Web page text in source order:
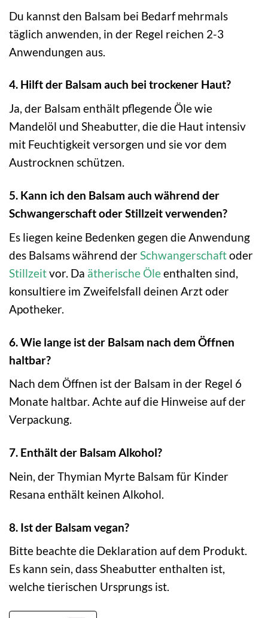
Du kannst den Balsam bei Bedarf mehrmals
täglich anwenden, in der Regel reichen 2-3
Anwendungen aus.
4. Hilft der Balsam auch bei trockener Haut?
Ja, der Balsam enthält pflegende Öle wie
Mandelöl und Sheabutter, die die Haut intensiv
mit Feuchtigkeit versorgen und sie vor dem
Austrocknen schützen.
5. Kann ich den Balsam auch während der
Schwangerschaft oder Stillzeit verwenden?
Es liegen keine Bedenken gegen die Anwendung
des Balsams während der Schwangerschaftoder
Stillzeitvor. Da ätherische Öleenthalten sind,
konsultiere im Zweifelsfall deinen Arzt oder
Apotheker.
6. Wie lange ist der Balsam nach dem Öffnen
haltbar?
Nach dem Öffnen ist der Balsam in der Regel 6
Monate haltbar. Achte auf die Hinweise auf der
Verpackung.
7. Enthält der Balsam Alkohol?
Nein, der Thymian Myrte Balsam für Kinder
Resana enthält keinen Alkohol.
8. Ist der Balsam vegan?
Bitte beachte die Deklaration auf dem Produkt.
Es kann sein, dass Sheabutter enthalten ist,
welche tierischen Ursprungs ist.